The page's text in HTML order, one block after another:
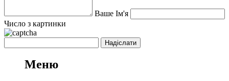
Ваше Ім'я
Число з картинки
Меню